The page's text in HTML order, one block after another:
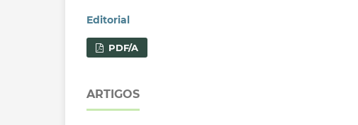
Editorial
PDF/A
ARTIGOS